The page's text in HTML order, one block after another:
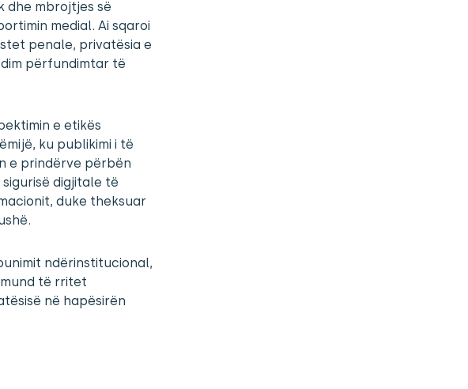
dhe mbrojtjes së
medial. Ai sqaroi
penale, privatësia e
përfundimtar të
e etikës
ku publikimi i të
e prindërve përbën
digjitale të
duke theksuar
ndërinstitucional,
të rritet
në hapësirën